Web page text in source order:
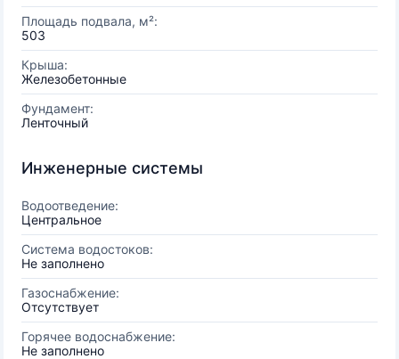
Площадь подвала, м²:
503
Крыша:
Железобетонные
Фундамент:
Ленточный
Инженерные системы
Водоотведение:
Центральное
Система водостоков:
Не заполнено
Газоснабжение:
Отсутствует
Горячее водоснабжение:
Не заполнено